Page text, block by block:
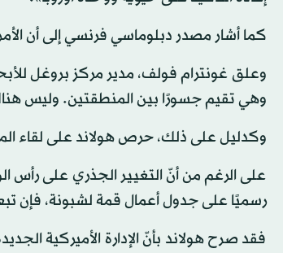
كما أشار مصدر دبلوماسي فرنسي إلى أن
وعلق غونترام فولف، مدير مركز بروغل
وهي تقيم جسورًا بين المنطقتين. وليس هناك
وكدليل على ذلك، حرص هولاند على لقاء
على الرغم من أنّ التغيير الجذري على رأس
رسميًا على جدول أعمال قمة لشبونة، فإن
فقد صرح هولاند بأنّ الإدارة الأميركية